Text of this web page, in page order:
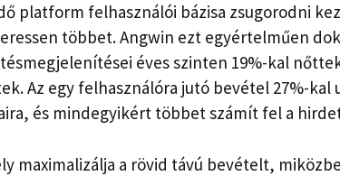
platform felhasználói bázisa zsugorodni
többet. Angwin ezt egyértelműen
éves szinten 19%-kal
Az egy felhasználóra jutó bevétel 27%-
és mindegyikért többet számít fel a
maximalizálja a rövid távú bevételt,